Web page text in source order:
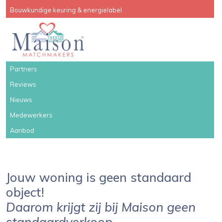
Bouwkundige keuring & energielabel
Partners
Reviews
Nieuws
Medewerkers
Aanbod
Jouw woning is geen standaard
object!
Daarom krijgt zij bij Maison geen